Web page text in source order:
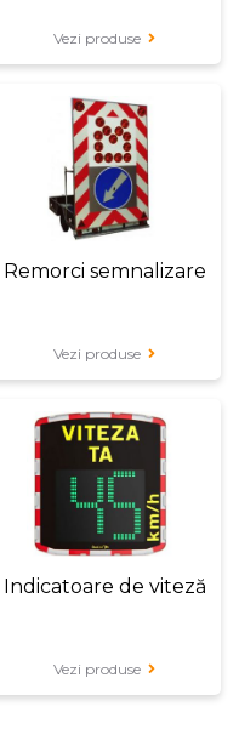
Vezi produse
Remorci semnalizare
Vezi produse
Indicatoare de viteză
Vezi produse